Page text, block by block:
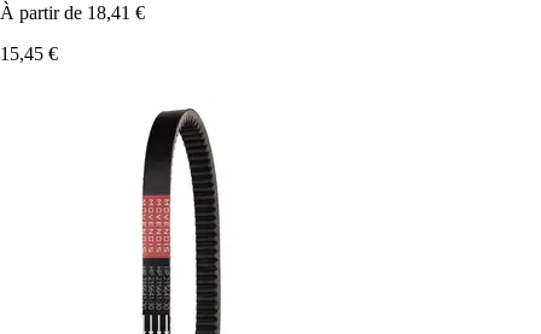
À partir de 18,41 €
15,45 €